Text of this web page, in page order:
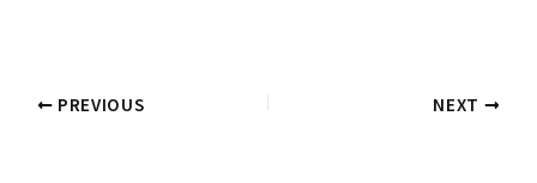
PREVIOUS NEXT